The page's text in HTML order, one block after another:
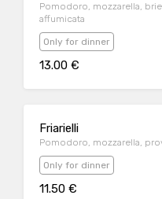
Pomodoro, mozzarella,
affumicata
Only for dinner
13.00 €
Friarielli
Pomodoro, mozzarella,
Only for dinner
11.50 €